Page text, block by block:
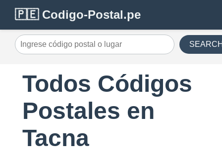
🇵🇪 Codigo-Postal.pe
Todos Códigos
Postales en
Tacna